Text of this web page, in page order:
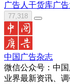
广告人干货库广
77,318
中国广告杂志
微信公众号：中
业界最新资讯、